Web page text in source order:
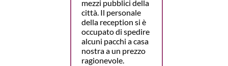
mezzi pubblici della
città. Il personale
della reception si è
occupato di spedire
alcuni pacchi a casa
nostra a un prezzo
ragionevole.